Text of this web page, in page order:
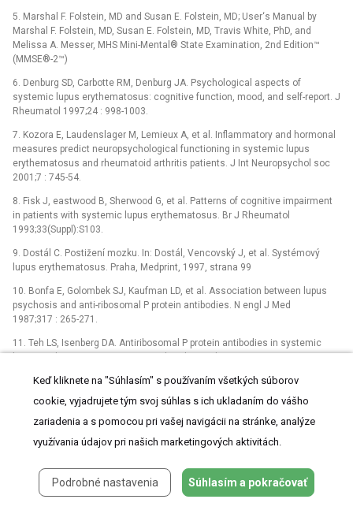
5. Marshal F. Folstein, MD and Susan E. Folstein, MD; User‘s Manual by
Marshal F. Folstein, MD, Susan E. Folstein, MD, Travis White, PhD, and
Melissa A. Messer, MHS Mini-Mental® State Examination, 2nd Edition™
(MMSE®-2™)
6. Denburg SD, Carbotte RM, Denburg JA. Psychological aspects of
systemic lupus erythematosus: cognitive function, mood, and self-report. J
Rheumatol 1997;24 : 998-1003.
7. Kozora E, Laudenslager M, Lemieux A, et al. Inflammatory and hormonal
measures predict neuropsychological functioning in systemic lupus
erythematosus and rheumatoid arthritis patients. J Int Neuropsychol soc
2001;7 : 745-54.
8. Fisk J, eastwood B, Sherwood G, et al. Patterns of cognitive impairment
in patients with systemic lupus erythematosus. Br J Rheumatol
1993;33(Suppl):S103.
9. Dostál C. Postižení mozku. In: Dostál, Vencovský J, et al. Systémový
lupus erythematosus. Praha, Medprint, 1997, strana 99
10. Bonfa E, Golombek SJ, Kaufman LD, et al. Association between lupus
psychosis and anti-ribosomal P protein antibodies. N engl J Med
1987;317 : 265-271.
11. Teh LS, Isenberg DA. Antiribosomal P protein antibodies in systemic
lupus erythematosus. A reappraisal. Arthritis Rheum 1994;37 : 307-315.
12. Briani C, Lucchetta M, Ghirardello A, et al. Neurolupus is associated
with anti-ribosomal P protein antibodies: An inception cohort study. J
Autoimmunity 2009;32 : 79-84.
autoantibodies in systemic lupus erythematosus. Br J Rheumatol
14. Kozora E, Thompson LL, West SG, et al. Analysis of cognitive and
psychological deficits in systemic lupus erythematosus patients without
Keď kliknete na "Súhlasím" s používaním všetkých súborov
cookie, vyjadrujete tým svoj súhlas s ich ukladaním do vášho
zariadenia a s pomocou pri vašej navigácii na stránke, analýze
využívania údajov pri našich marketingových aktivitách.
Podrobné nastavenia Súhlasím a pokračovať